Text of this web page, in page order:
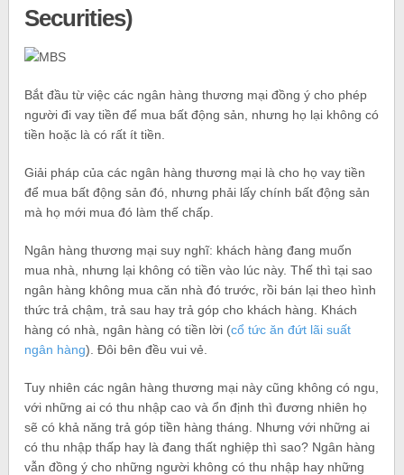
Securities)
Bắt đầu từ việc các ngân hàng thương mại đồng ý cho phép
người đi vay tiền để mua bất động sản, nhưng họ lại không có
tiền hoặc là có rất ít tiền.
Giải pháp của các ngân hàng thương mại là cho họ vay tiền
để mua bất động sản đó, nhưng phải lấy chính bất động sản
mà họ mới mua đó làm thế chấp.
Ngân hàng thương mại suy nghĩ: khách hàng đang muốn
mua nhà, nhưng lại không có tiền vào lúc này. Thế thì tại sao
ngân hàng không mua căn nhà đó trước, rồi bán lại theo hình
thức trả chậm, trả sau hay trả góp cho khách hàng. Khách
hàng có nhà, ngân hàng có tiền lời (cổ tức ăn đứt lãi suất
ngân hàng). Đôi bên đều vui vẻ.
Tuy nhiên các ngân hàng thương mại này cũng không có ngu,
với những ai có thu nhập cao và ổn định thì đương nhiên họ
sẽ có khả năng trả góp tiền hàng tháng. Nhưng với những ai
có thu nhập thấp hay là đang thất nghiệp thì sao? Ngân hàng
vẫn đồng ý cho những người không có thu nhập hay những